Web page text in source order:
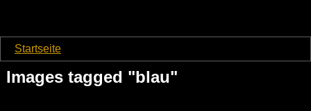
Startseite
Images tagged "blau"